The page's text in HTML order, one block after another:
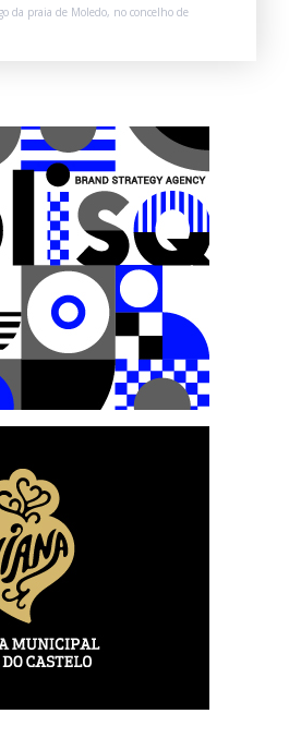
da praia de Moledo, no concelho de